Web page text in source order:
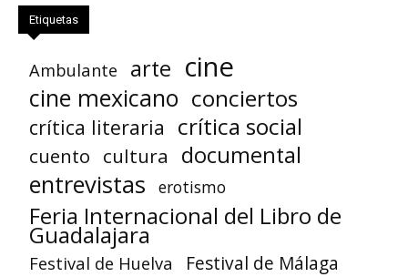
Etiquetas
Ambulante arte cine
cine mexicano conciertos
crítica literaria crítica social
cuento cultura documental
entrevistas erotismo
Feria Internacional del Libro de
Guadalajara
Festival de Huelva Festival de Málaga